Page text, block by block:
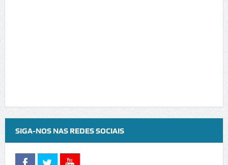
SIGA-NOS NAS REDES SOCIAIS